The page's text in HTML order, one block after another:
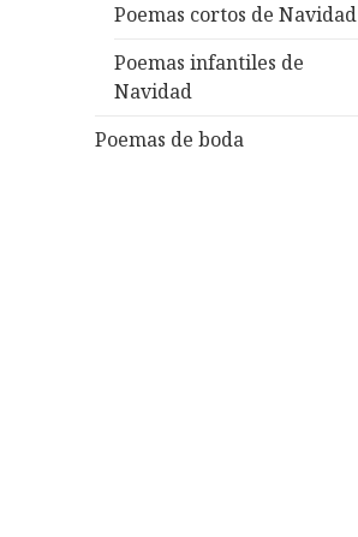
Poemas cortos de Navidad
Poemas infantiles de
Navidad
Poemas de boda